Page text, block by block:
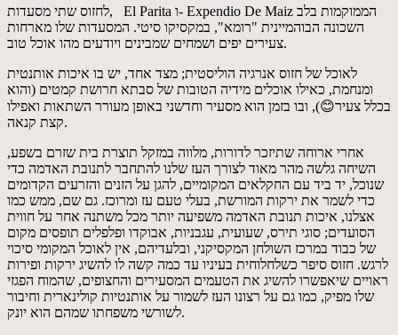
לחזוס שתי מסעדות, El Parita ו- Expendio De Maiz הממוקמות בלב
השכונה הבוהמיינית "רומא", במקסיקו סיטי. המסעדות שלו מארחות
צעירים יפים ושמחים שמבינים ויודעים מהו אוכל טוב.
לאוכל של חזוס אנרגיה הוליסטית; מצד אחד, יש בו איכות אותנטית
ומנחמת, כאילו אוכלים מידיה הטובות של סבתא חרושת קמטים (והוא
בכלל צעיר😊), ובו בזמן הוא מסעיר וחדשני באופן מעורר השתאות ואפילו
קצת קנאה.
אחרי ארוחה שתיזכר לדורות, מלווה במזקל תוצרת בית שזרם בשפע,
השיחה גלשה מהר מאוד לצורך העז שלנו להתחבר לתנובת האדמה כדי
שנוכל, יד ביד עם החקלאים המקומיים, להגן על הזנים והזרעים הקדומים
כדי לשמר את ירקות המורשת, בעלי טעם עז ומרוכז. גם שם, ממש כמו
אצלנו, איכות תנובת האדמה משפיעה יותר מכל משתנה אחר על חווית
הסועדים; סוגי תירס, שעועית, עגבניות, אבוקדו ופלפלים תופסים מקום
של כבוד במרכז השולחן המקסיקני, ובלעדיהם, אין לאוכל המקומי סיכוי
לרגש. חזוס סיפר כשלחלוחית בעיניו עד כמה קשה לו להשיג ירקות ופירות
ראויים שיאפשרו להשיג את הטעמים המסעירים והחצופים, שהמוח הפגזי
שלו מפיק, כמו גם על רצונו העז לשמור על אותנטיות קולינארית וחיבור
לשורשי משפחתו שמהם הוא יונק.